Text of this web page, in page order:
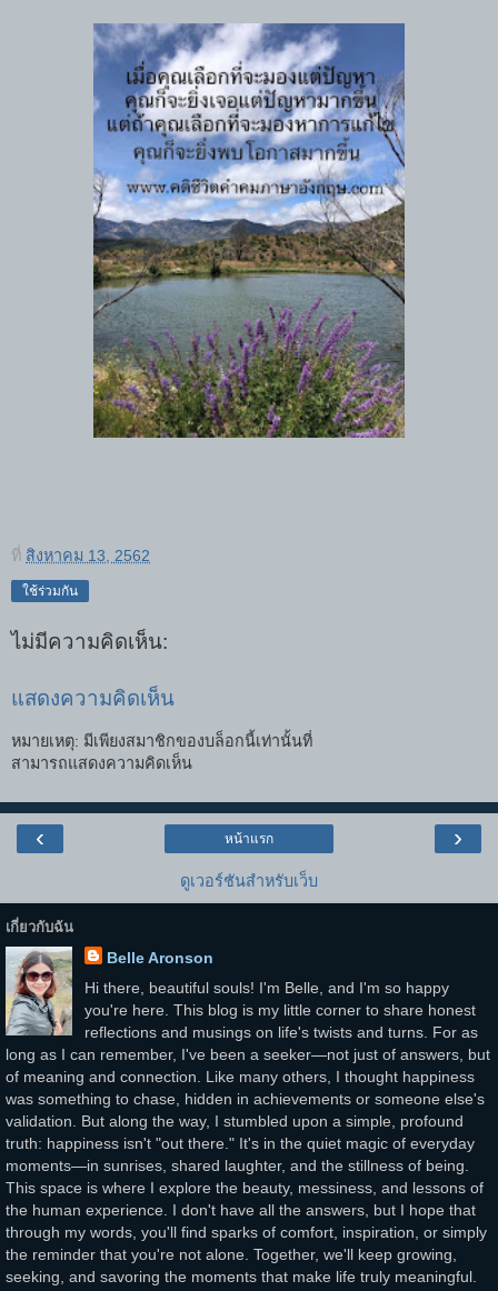
ที่ สิงหาคม 13, 2562
ใช้ร่วมกัน
ไม่มีความคิดเห็น:
แสดงความคิดเห็น
หมายเหตุ: มีเพียงสมาชิกของบล็อกนี้เท่านั้นที่
สามารถแสดงความคิดเห็น
‹ ›
หน้าแรก
ดูเวอร์ชันสำหรับเว็บ
เกี่ยวกับฉัน
Belle Aronson
Hi there, beautiful souls! I'm Belle, and I'm so happy
you're here. This blog is my little corner to share honest
reflections and musings on life's twists and turns. For as
long as I can remember, I've been a seeker—not just of answers, but
of meaning and connection. Like many others, I thought happiness
was something to chase, hidden in achievements or someone else's
validation. But along the way, I stumbled upon a simple, profound
truth: happiness isn't "out there." It's in the quiet magic of everyday
moments—in sunrises, shared laughter, and the stillness of being.
This space is where I explore the beauty, messiness, and lessons of
the human experience. I don't have all the answers, but I hope that
through my words, you'll find sparks of comfort, inspiration, or simply
the reminder that you're not alone. Together, we'll keep growing,
seeking, and savoring the moments that make life truly meaningful.